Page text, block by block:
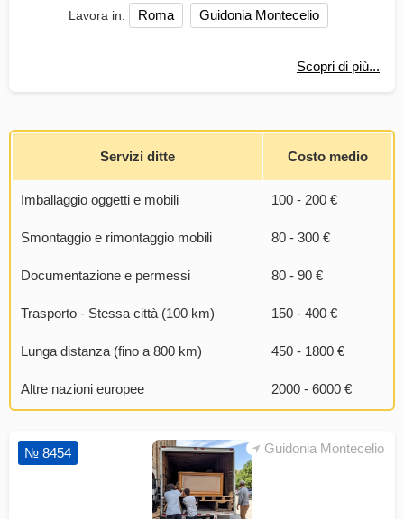
Lavora in: Roma Guidonia Montecelio
Scopri di più...
Servizi ditte Costo medio
Imballaggio oggetti e mobili 100 - 200 €
Smontaggio e rimontaggio mobili 80 - 300 €
Documentazione e permessi 80 - 90 €
Trasporto - Stessa città (100 km) 150 - 400 €
Lunga distanza (fino a 800 km) 450 - 1800 €
Altre nazioni europee 2000 - 6000 €
Guidonia Montecelio
№ 8454